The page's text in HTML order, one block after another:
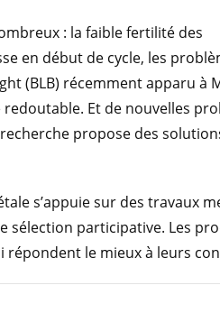
: la faible fertilité des
en début de cycle, les
(BLB) récemment apparu à
Et de nouvelles
propose des
s’appuie sur des travaux
sélection participative. Les
répondent le mieux à leurs